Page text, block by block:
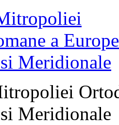
Meridionale